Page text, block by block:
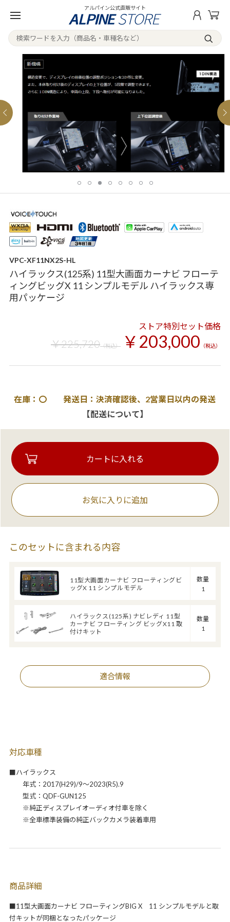
アルパイン公式直販サイト
VPC-XF11NX2S-HL
ハイラックス(125系) 11型大画面カーナビ フローテ
ィングビッグX 11 シンプルモデル ハイラックス専
用パッケージ
ストア特別セット価格
￥225,720（税込） ￥203,000 （税込）
在庫：〇 発送日：決済確認後、2営業日以内の発送
【配送について】
お気に入りに追加
このセットに含まれる内容
11型大画面カーナビ フローティングビ
ッグX 11 シンプルモデル
数量
1
ハイラックス(125系) ナビレディ 11型
カーナビ フローティング ビッグX11 取
付けキット
数量
1
適合情報
対応車種
■ハイラックス
年式：2017(H29)/9～2023(R5).9
型式：QDF-GUN125
※純正ディスプレイオーディオ付車を除く
※全車標準装備の純正バックカメラ装着車用
商品詳細
■11型大画面カーナビ フローティングBIG X 11 シンプルモデルと取
付キットが同梱となったパッケージ